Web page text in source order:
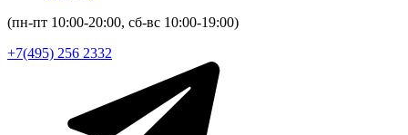
(пн-пт 10:00-20:00, сб-вс 10:00-19:00)
+7(495) 256 2332